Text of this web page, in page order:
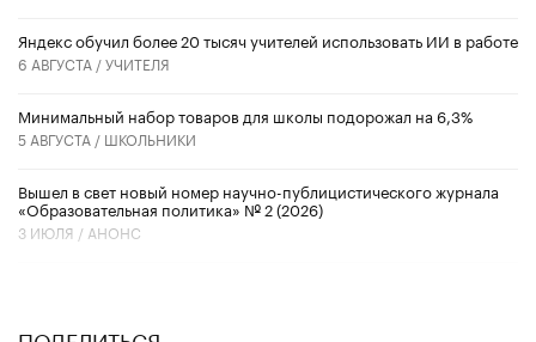
​Яндекс обучил более 20 тысяч учителей использовать ИИ в работе
6 АВГУСТА /УЧИТЕЛЯ
Минимальный набор товаров для школы подорожал на 6,3%
5 АВГУСТА / ШКОЛЬНИКИ
Вышел в свет новый номер научно-публицистического журнала
«Образовательная политика» № 2 (2026)
3 ИЮЛЯ / АНОНС